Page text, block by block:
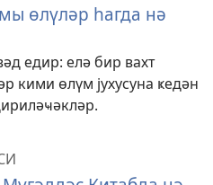
өлүләр һагда нә
едир: елә бир вахт
кими өлүм јухусуна ҝедән